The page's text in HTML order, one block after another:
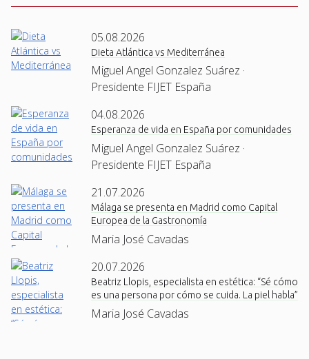
05.08.2026
Dieta Atlántica vs Mediterránea
Miguel Angel Gonzalez Suárez ·
Presidente FIJET España
04.08.2026
Esperanza de vida en España por comunidades
Miguel Angel Gonzalez Suárez ·
Presidente FIJET España
21.07.2026
Málaga se presenta en Madrid como Capital
Europea de la Gastronomía
Maria José Cavadas
20.07.2026
Beatriz Llopis, especialista en estética: “Sé cómo
es una persona por cómo se cuida. La piel habla”
Maria José Cavadas